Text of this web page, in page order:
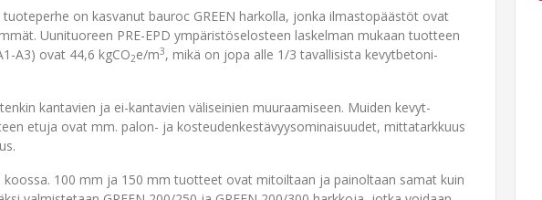
on kasvanut bauroc GREEN harkolla, jonka ilmasto­päästöt ovat
Uunituoreen PRE-EPD ympäristö­selosteen laskelman mukaan tuotteen
A3) ovat 44,6 kgCO2e/m3, mikä on jopa alle 1/3 tavallisista kevytbetoni­
kantavien ja ei-kantavien väli­seinien muuraamiseen. Muiden kevyt­
etuja ovat mm. palon- ja kosteudenkestävyys­ominaisuudet, mitta­tarkkuus
koossa. 100 mm ja 150 mm tuotteet ovat mitoiltaan ja painoltaan samat kuin